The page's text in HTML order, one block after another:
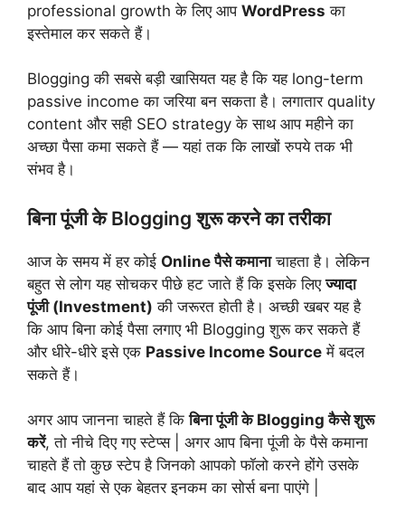
professional growth के लिए आप WordPress का
इस्तेमाल कर सकते हैं।
Blogging की सबसे बड़ी खासियत यह है कि यह long-term
passive income का जरिया बन सकता है। लगातार quality
content और सही SEO strategy के साथ आप महीने का
अच्छा पैसा कमा सकते हैं — यहां तक कि लाखों रुपये तक भी
संभव है।
बिना पूंजी के Blogging शुरू करने का तरीका
आज के समय में हर कोई Online पैसे कमानाचाहता है। लेकिन
बहुत से लोग यह सोचकर पीछे हट जाते हैं कि इसके लिएज्यादा
पूंजी (Investment) की जरूरत होती है। अच्छी खबर यह है
कि आप बिना कोई पैसा लगाए भी Blogging शुरू कर सकते हैं
और धीरे-धीरे इसे एक Passive Income Source में बदल
सकते हैं।
अगर आप जानना चाहते हैं किबिना पूंजी के Blogging कैसे शुरू
करें, तो नीचे दिए गए स्टेप्स | अगर आप बिना पूंजी के पैसे कमाना
चाहते हैं तो कुछ स्टेप है जिनको आपको फॉलो करने होंगे उसके
बाद आप यहां से एक बेहतर इनकम का सोर्स बना पाएंगे |